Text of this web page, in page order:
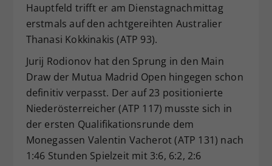
Hauptfeld trifft er am Dienstagnachmittag
erstmals auf den achtgereihten Australier
Thanasi Kokkinakis (ATP 93).
Jurij Rodionov hat den Sprung in den Main
Draw der Mutua Madrid Open hingegen schon
definitiv verpasst. Der auf 23 positionierte
Niederösterreicher (ATP 117) musste sich in
der ersten Qualifikationsrunde dem
Monegassen Valentin Vacherot (ATP 131) nach
1:46 Stunden Spielzeit mit 3:6, 6:2, 2:6